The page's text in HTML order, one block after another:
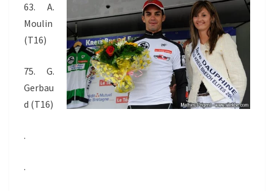
63. A.
Moulin
(T16)
75. G.
Gerbau
d (T16)
.
.